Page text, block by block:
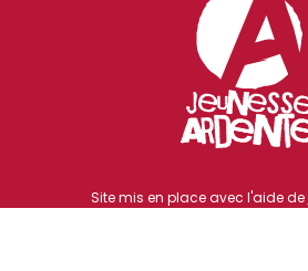
Site mis en place avec l'aide de